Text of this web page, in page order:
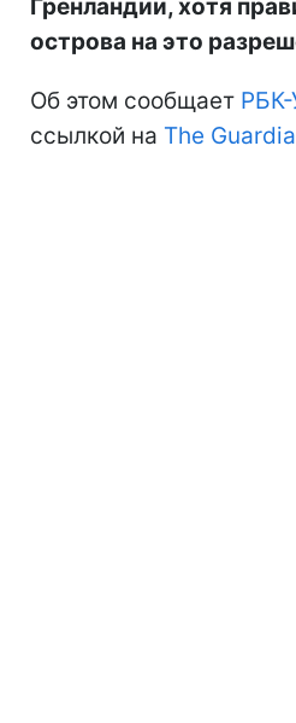
Гренландии, хотя
острова на это
Об этом сообщает РБК-
ссылкой на The